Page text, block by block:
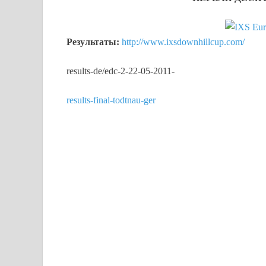
Результаты: http://www.ixsdownhillcup.com/
results-de/edc-2-22-05-2011-
results-final-todtnau-ger